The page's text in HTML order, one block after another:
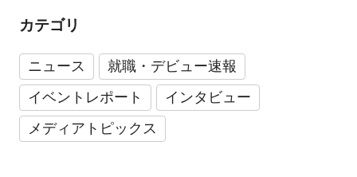
カテゴリ
ニュース
就職・デビュー速報
イベントレポート
インタビュー
メディアトピックス